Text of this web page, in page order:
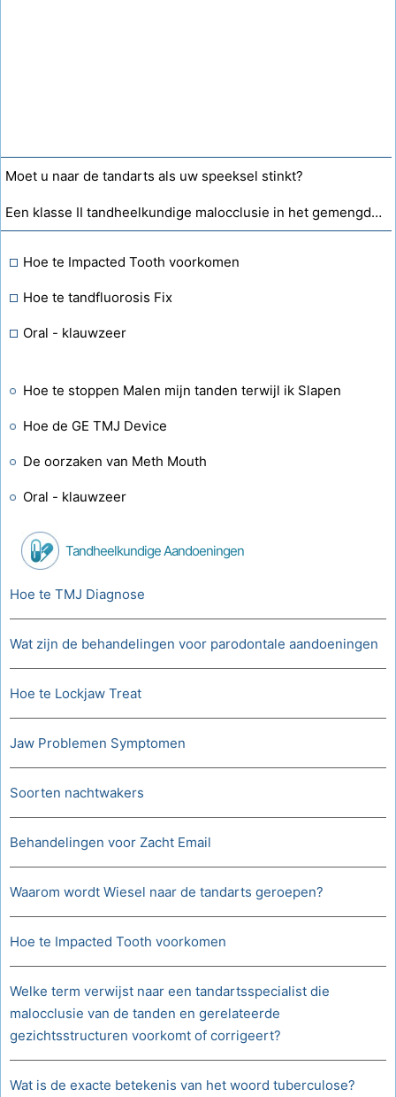
Moet u naar de tandarts als uw speeksel stinkt?
Een klasse II tandheelkundige malocclusie in het gemengde gebit is waarschijnlijk?
Hoe te Impacted Tooth voorkomen
Hoe te tandfluorosis Fix
Oral - klauwzeer
Hoe te stoppen Malen mijn tanden terwijl ik Slapen
Hoe de GE TMJ Device
De oorzaken van Meth Mouth
Oral - klauwzeer
Tandheelkundige Aandoeningen
Hoe te TMJ Diagnose
Wat zijn de behandelingen voor parodontale aandoeningen
Hoe te Lockjaw Treat
Jaw Problemen Symptomen
Soorten nachtwakers
Behandelingen voor Zacht Email
Waarom wordt Wiesel naar de tandarts geroepen?
Hoe te Impacted Tooth voorkomen
Welke term verwijst naar een tandartsspecialist die
malocclusie van de tanden en gerelateerde
gezichtsstructuren voorkomt of corrigeert?
Wat is de exacte betekenis van het woord tuberculose?